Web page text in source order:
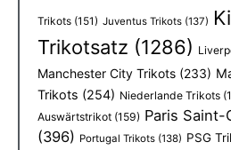
Trikots (151) Juventus Trikots (137)
Trikotsatz (1286)
Manchester City Trikots (233)
Trikots (254) Niederlande Trikots
Auswärtstrikot (159) Paris Saint-
(396) Portugal Trikots (138) PSG